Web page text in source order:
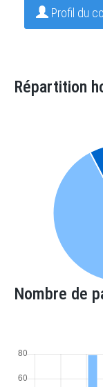
Profil du
Répartition
Nombre de